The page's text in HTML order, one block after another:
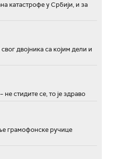
катастрофе у Србији, и за
двојника са којим дели и
стидите се, то је здраво
грамофонске ручице